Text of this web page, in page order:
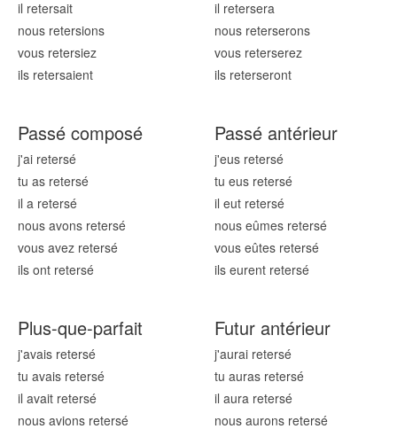
il retersait
nous retersions
vous retersiez
ils retersaient
il retersera
nous reterserons
vous reterserez
ils reterseront
Passé composé
j'ai retersé
tu as retersé
il a retersé
nous avons retersé
vous avez retersé
ils ont retersé
Passé antérieur
j'eus retersé
tu eus retersé
il eut retersé
nous eûmes retersé
vous eûtes retersé
ils eurent retersé
Plus-que-parfait
j'avais retersé
tu avais retersé
il avait retersé
nous avions retersé
Futur antérieur
j'aurai retersé
tu auras retersé
il aura retersé
nous aurons retersé